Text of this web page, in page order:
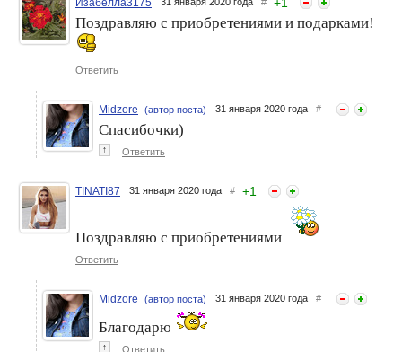
Изабелла3175 +1
Поздравляю с приобретениями и подарками!
Ответить
Midzore (автор поста) 31 января 2020 года #
Спасибочки)
↑ Ответить
TINATI87 31 января 2020 года # +1
Поздравляю с приобретениями
Ответить
Midzore (автор поста) 31 января 2020 года #
Благодарю
↑ Ответить